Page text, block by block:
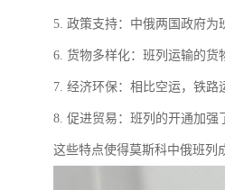
5. 政策支持：中俄两国政府为
6. 货物多样化：班列运输的货
7. 经济环保：相比空运，铁路
8. 促进贸易：班列的开通加强
这些特点使得莫斯科中俄班列